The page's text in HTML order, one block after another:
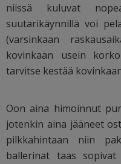
niissä kuluvat
suutarikäynnillä voi
(varsinkaan
kovinkaan usein
tarvitse kestää
Oon aina himoinnut
jotenkin aina jääneet
pilkkahintaan niin
ballerinat taas